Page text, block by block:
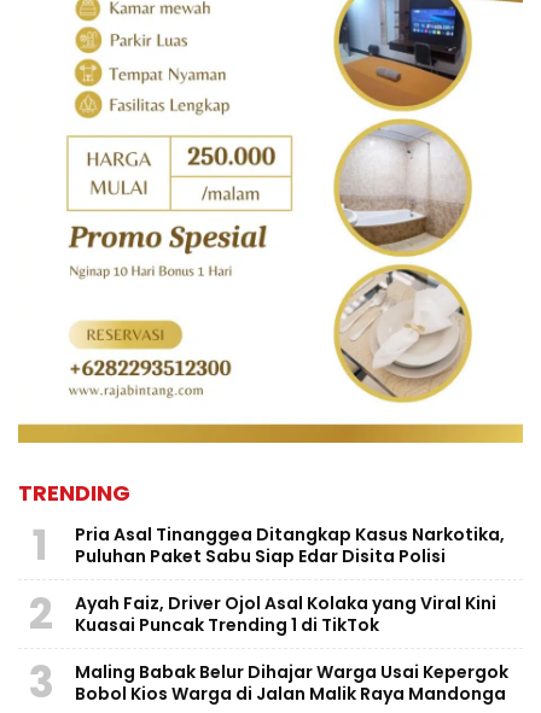
TRENDING
1
Pria Asal Tinanggea Ditangkap Kasus Narkotika,
Puluhan Paket Sabu Siap Edar Disita Polisi
2
Ayah Faiz, Driver Ojol Asal Kolaka yang Viral Kini
Kuasai Puncak Trending 1 di TikTok
3
Maling Babak Belur Dihajar Warga Usai Kepergok
Bobol Kios Warga di Jalan Malik Raya Mandonga